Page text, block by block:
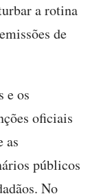
a rotina
de
e os
oficiais
as
públicos
No